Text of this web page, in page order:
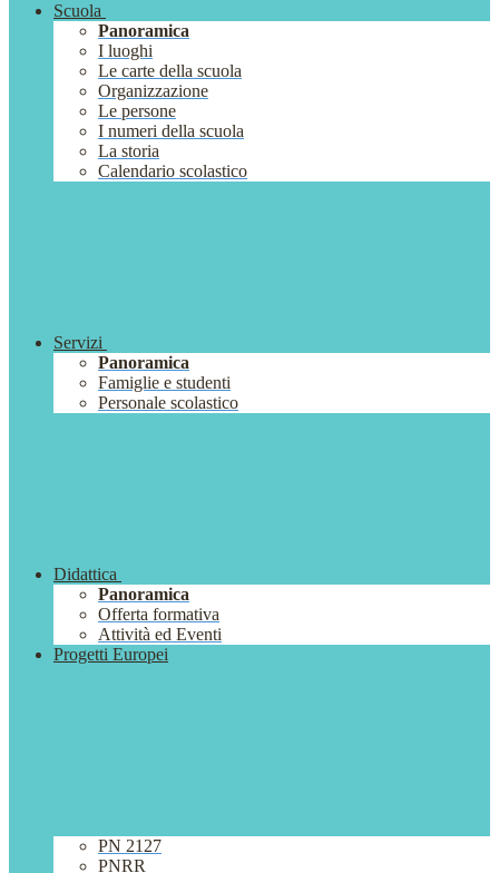
Scuola
Panoramica
I luoghi
Le carte della scuola
Organizzazione
Le persone
I numeri della scuola
La storia
Calendario scolastico
Servizi
Panoramica
Famiglie e studenti
Personale scolastico
Didattica
Panoramica
Offerta formativa
Attività ed Eventi
Progetti Europei
PN 2127
PNRR